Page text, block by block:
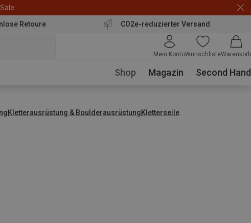
Retoure CO2e-reduzierter Versand
Mein KontoWunschlisteWarenkorb
Shop Magazin Second Hand
Kletterausrüstung & BoulderausrüstungKletterseile